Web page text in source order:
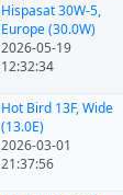
Hispasat 30W-5,
Europe (30.0W)
2026-05-19
12:32:34
Hot Bird 13F, Wide
(13.0E)
2026-03-01
21:37:56